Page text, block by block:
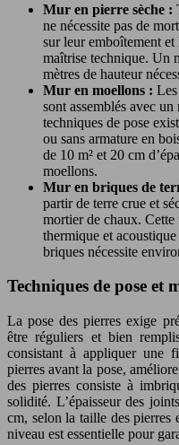
Mur en pierre sèche :
ne nécessite pas de
sur leur emboîtement
maîtrise technique. Un
mètres de hauteur
Mur en moellons :
sont assemblés avec
techniques de pose
ou sans armature en
de 10 m² et 20 cm
moellons.
Mur en briques de
partir de terre crue et
mortier de chaux.
thermique et
briques nécessite
Techniques de pose et
La pose des pierres exige
être réguliers et bien
consistant à appliquer une
pierres avant la pose,
des pierres consiste à
solidité. L’épaisseur des
cm, selon la taille des pierres
niveau est essentielle pour